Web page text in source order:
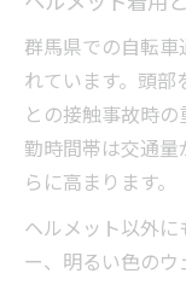
群馬県での自転
れています。頭
との接触事故時
勤時間帯は交通
らに高まります。
ヘルメット以外
ー、明るい色の